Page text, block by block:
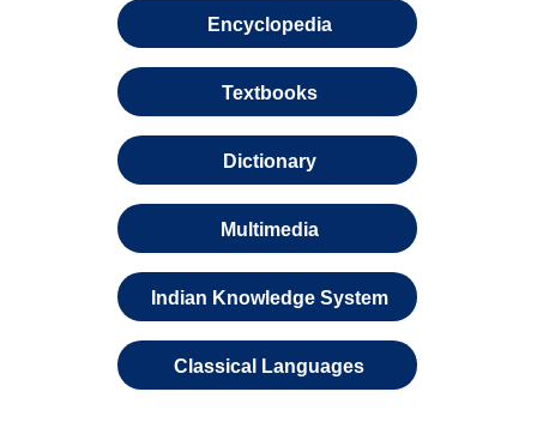
Encyclopedia
Textbooks
Dictionary
Multimedia
Indian Knowledge System
Classical Languages